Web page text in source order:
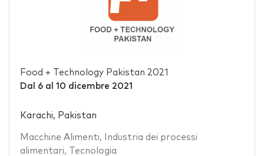
Food + Technology Pakistan 2021
Dal 6al 10 dicembre 2021
Karachi, Pakistan
Macchine Alimenti,
Industria dei processi
alimentari, Tecnologia